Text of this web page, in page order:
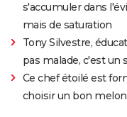
s'accumuler dans
mais de saturation
Tony Silvestre,
pas malade, c'est un
Ce chef étoilé est
choisir un bon melon